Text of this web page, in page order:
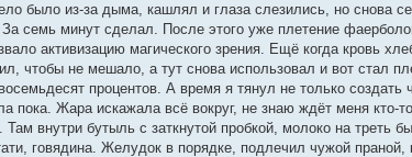
было из-за дыма, кашлял и глаза слезились, но снова
семь минут сделал. После этого уже плетение
активизацию магического зрения. Ещё когда кровь
чтобы не мешало, а тут снова использовал и вот стал
процентов. А время я тянул не только создать
Жара искажала всё вокруг, не знаю ждёт меня кто-то
внутри бутыль с заткнутой пробкой, молоко на треть
говядина. Желудок в порядке, подлечил чужой